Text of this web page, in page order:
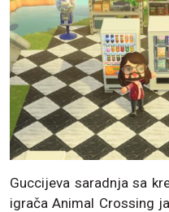
Guccijeva saradnja sa
igrača Animal Crossing